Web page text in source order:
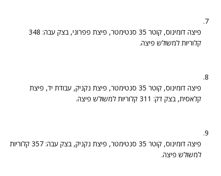
פיצה דומינוס, קוטר 35 סנטימטר, פיצת פפרוני, בצק עבה: 348
קלוריות למשולש פיצה.
פיצה דומינוס, קוטר 35 סנטימטר, פיצת נקניק, עבודת יד, פיצת
קלאסית, בצק דק: 311 קלוריות למשולש פיצה.
פיצה דומינוס, קוטר 35 סנטימטר, פיצת נקניק, בצק עבה: 357 קלוריות
למשולש פיצה.